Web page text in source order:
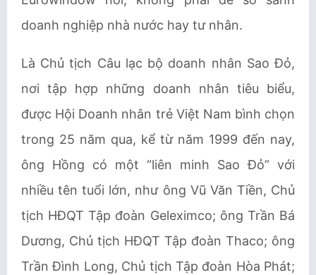
doanh nghiệp nhà nước hay tư nhân.
Là Chủ tịch Câu lạc bộ doanh nhân Sao Đỏ,
nơi tập hợp những doanh nhân tiêu biểu,
được Hội Doanh nhân trẻ Việt Nam bình chọn
trong 25 năm qua, kể từ năm 1999 đến nay,
ông Hồng có một “liên minh Sao Đỏ” với
nhiều tên tuổi lớn, như ông Vũ Văn Tiền, Chủ
tịch HĐQT Tập đoàn Geleximco; ông Trần Bá
Dương, Chủ tịch HĐQT Tập đoàn Thaco; ông
Trần Đình Long, Chủ tịch Tập đoàn Hòa Phát;